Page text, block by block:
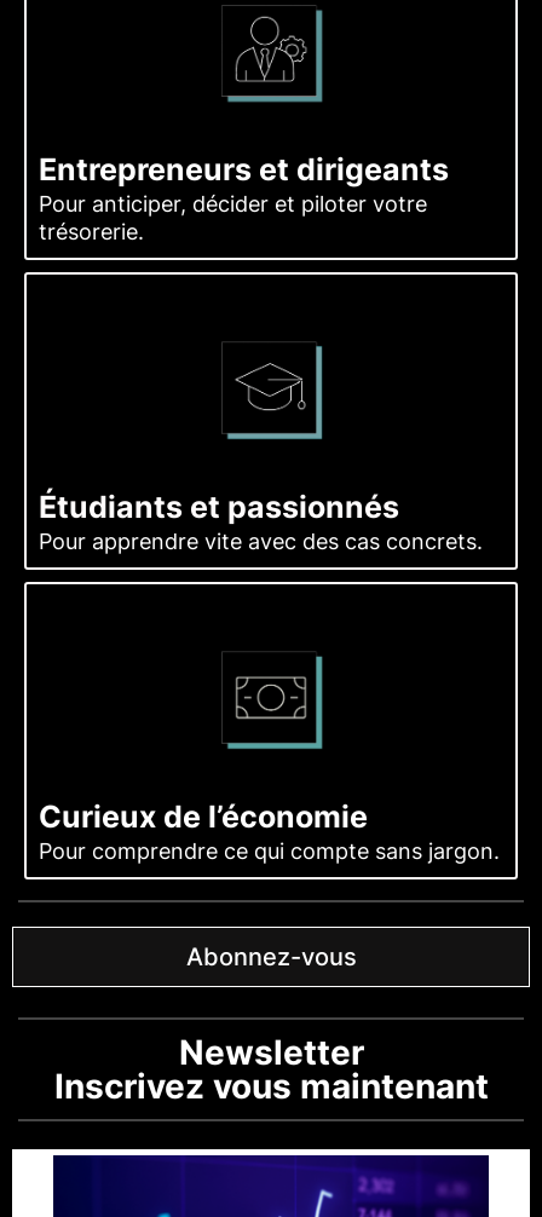
Entrepreneurs et dirigeants
Pour anticiper, décider et piloter votre
trésorerie.
Étudiants et passionnés
Pour apprendre vite avec des cas concrets.
Curieux de l’économie
Pour comprendre ce qui compte sans jargon.
Abonnez-vous
Newsletter
Inscrivez vous maintenant